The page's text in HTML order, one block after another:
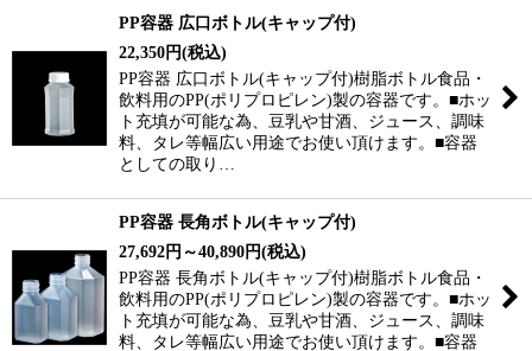
PP容器 広口ボトル(キャップ付)
22,350円(税込)
PP容器 広口ボトル(キャップ付)樹脂ボトル食品・
飲料用のPP(ポリプロピレン)製の容器です。■ホッ
ト充填が可能な為、豆乳や甘酒、ジュース、調味
料、タレ等幅広い用途でお使い頂けます。■容器
としての取り…
PP容器 長角ボトル(キャップ付)
27,692円 ～40,890円(税込)
PP容器 長角ボトル(キャップ付)樹脂ボトル食品・
飲料用のPP(ポリプロピレン)製の容器です。■ホッ
ト充填が可能な為、豆乳や甘酒、ジュース、調味
料、タレ等幅広い用途でお使い頂けます。■容器